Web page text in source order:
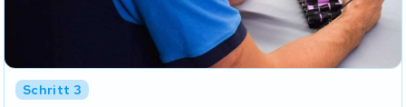
Schritt 3